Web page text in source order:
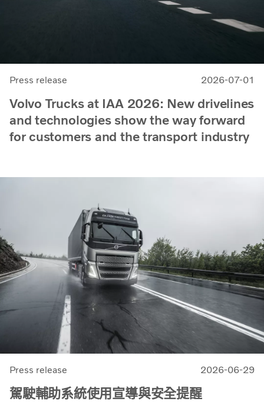
Press release 2026-07-01
Volvo Trucks at IAA 2026: New drivelines
and technologies show the way forward
for customers and the transport industry
Press release 2026-06-29
駕駛輔助系統使用宣導與安全提醒